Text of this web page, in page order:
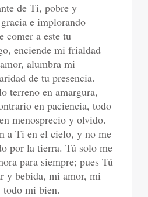
de Ti, pobre y
e implorando
comer a este tu
enciende mi frialdad
alumbra mi
de tu presencia.
terreno en amargura,
en paciencia, todo
menosprecio y olvido.
a Ti en el cielo, y no me
por la tierra. Tú solo me
para siempre; pues Tú
y bebida, mi amor, mi
mi bien.